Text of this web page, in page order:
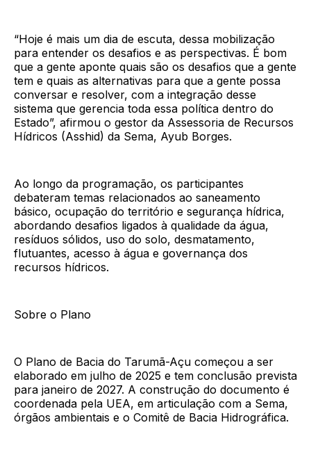
“Hoje é mais um dia de escuta, dessa mobilização
para entender os desafios e as perspectivas. É bom
que a gente aponte quais são os desafios que a gente
tem e quais as alternativas para que a gente possa
conversar e resolver, com a integração desse
sistema que gerencia toda essa política dentro do
Estado”, afirmou o gestor da Assessoria de Recursos
Hídricos (Asshid) da Sema, Ayub Borges.
Ao longo da programação, os participantes
debateram temas relacionados ao saneamento
básico, ocupação do território e segurança hídrica,
abordando desafios ligados à qualidade da água,
resíduos sólidos, uso do solo, desmatamento,
flutuantes, acesso à água e governança dos
recursos hídricos.
Sobre o Plano
O Plano de Bacia do Tarumã-Açu começou a ser
elaborado em julho de 2025 e tem conclusão prevista
para janeiro de 2027. A construção do documento é
coordenada pela UEA, em articulação com a Sema,
órgãos ambientais e o Comitê de Bacia Hidrográfica.